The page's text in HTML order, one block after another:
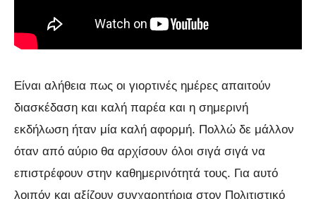
Είναι αλήθεια πως οι γιορτινές ημέρες απαιτούν
διασκέδαση και καλή παρέα και η σημερινή
εκδήλωση ήταν μία καλή αφορμή. Πολλώ δε μάλλον
όταν από αύριο θα αρχίσουν όλοι σιγά σιγά να
επιστρέφουν στην καθημερινότητά τους. Για αυτό
λοιπόν και αξίζουν συγχαρητήρια στον Πολιτιστικό